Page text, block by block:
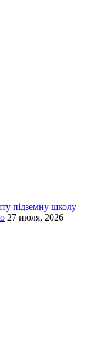
підземну школу
27 июля, 2026